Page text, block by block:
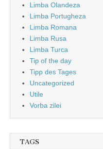
Limba Olandeza
Limba Portugheza
Limba Romana
Limba Rusa
Limba Turca
Tip of the day
Tipp des Tages
Uncategorized
Utile
Vorba zilei
TAGS